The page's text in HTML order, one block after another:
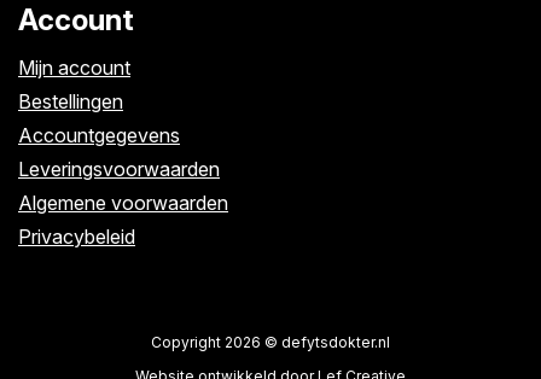
Account
Mijn account
Bestellingen
Accountgegevens
Leveringsvoorwaarden
Algemene voorwaarden
Privacybeleid
Copyright 2026 © defytsdokter.nl